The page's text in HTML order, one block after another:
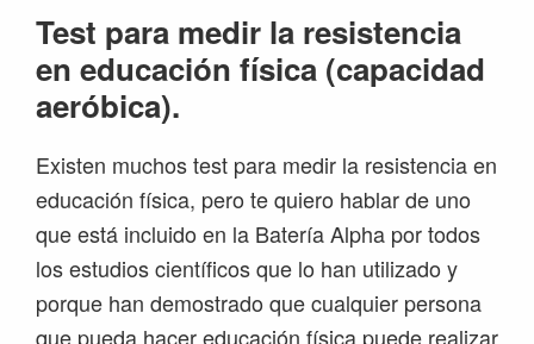
Test para medir la resistencia
en educación física (capacidad
aeróbica).
Existen muchos test para medir la resistencia en
educación física, pero te quiero hablar de uno
que está incluido en la Batería Alpha por todos
los estudios científicos que lo han utilizado y
porque han demostrado que cualquier persona
que pueda hacer educación física puede realizar